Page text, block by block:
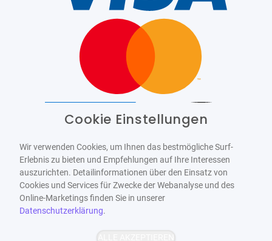
WCAG-2.1-AA
Cookie Einstellungen
Wir verwenden Cookies, um Ihnen das bestmögliche Surf-
Erlebnis zu bieten und Empfehlungen auf Ihre Interessen
auszurichten. Detailinformationen über den Einsatz von
Cookies und Services für Zwecke der Webanalyse und des
Online-Marketings finden Sie in unserer
Datenschutzerklärung.
ALLE AKZEPTIEREN